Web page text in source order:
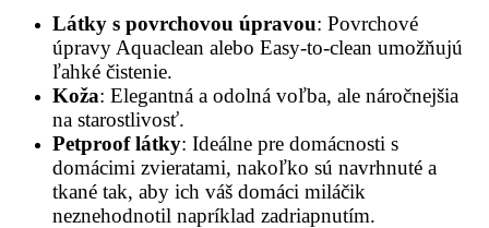
Látky s povrchovou úpravou: Povrchové
úpravy Aquaclean alebo Easy-to-clean umožňujú
ľahké čistenie.
Koža: Elegantná a odolná voľba, ale náročnejšia
na starostlivosť.
Petproof látky: Ideálne pre domácnosti s
domácimi zvieratami, nakoľko sú navrhnuté a
tkané tak, aby ich váš domáci miláčik
neznehodnotil napríklad zadriapnutím.